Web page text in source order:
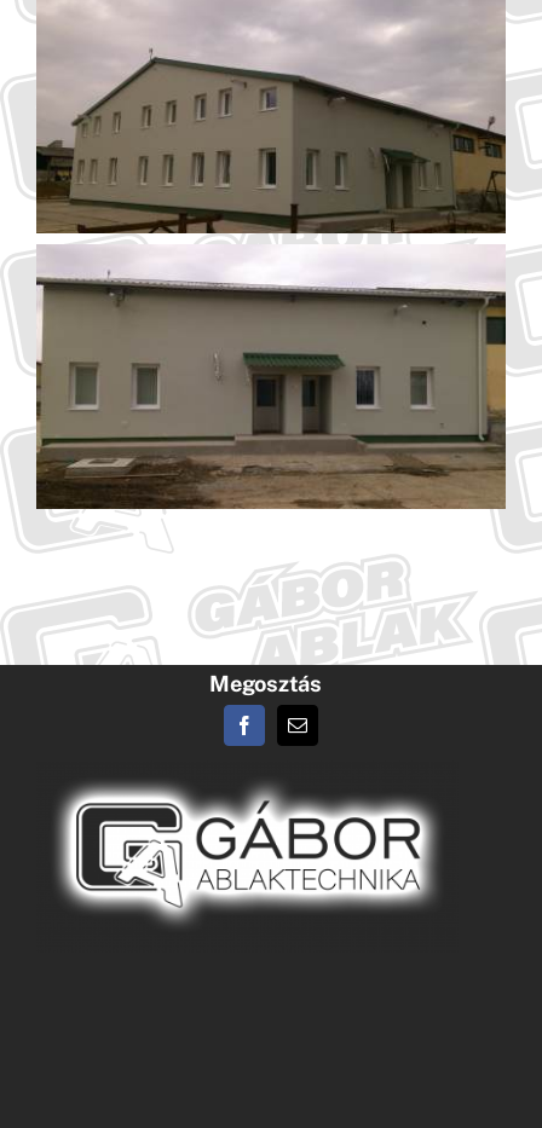
Megosztás